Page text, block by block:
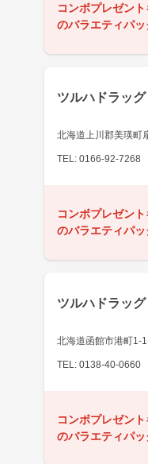
コンボプレゼン
のバラエティパ
ツルハドラッ
北海道上川郡美瑛町
TEL: 0166-92-7268
コンボプレゼン
のバラエティパ
ツルハドラッ
北海道函館市港町1-
TEL: 0138-40-0660
コンボプレゼン
のバラエティパ